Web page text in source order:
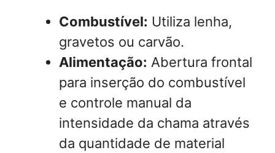
Combustível: Utiliza lenha,
gravetos ou carvão.
Alimentação: Abertura frontal
para inserção do combustível
e controle manual da
intensidade da chama através
da quantidade de material